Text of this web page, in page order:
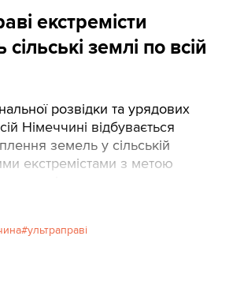
екстремісти
землі по всій
розвідки та урядових
Німеччині відбувається
земель у сільській
екстремістами з метою
ультраправі